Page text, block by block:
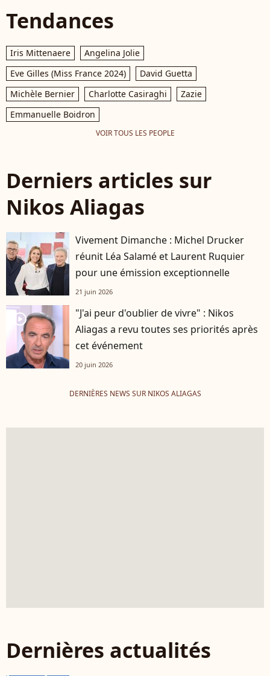
Tendances
Iris Mittenaere
Angelina Jolie
Eve Gilles (Miss France 2024)
David Guetta
Michèle Bernier
Charlotte Casiraghi
Zazie
Emmanuelle Boidron
VOIR TOUS LES PEOPLE
Derniers articles sur
Nikos Aliagas
Vivement Dimanche : Michel Drucker
réunit Léa Salamé et Laurent Ruquier
pour une émission exceptionnelle
21 juin 2026
player2
"J'ai peur d'oublier de vivre" : Nikos
Aliagas a revu toutes ses priorités après
cet événement
20 juin 2026
DERNIÈRES NEWS SUR NIKOS ALIAGAS
Dernières actualités